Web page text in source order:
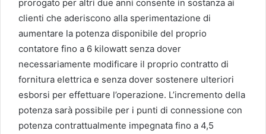
prorogato per altri due anni consente in sostanza ai
clienti che aderiscono alla sperimentazione di
aumentare la potenza disponibile del proprio
contatore fino a 6 kilowatt senza dover
necessariamente modificare il proprio contratto di
fornitura elettrica e senza dover sostenere ulteriori
esborsi per effettuare l’operazione. L’incremento della
potenza sarà possibile per i punti di connessione con
potenza contrattualmente impegnata fino a 4,5